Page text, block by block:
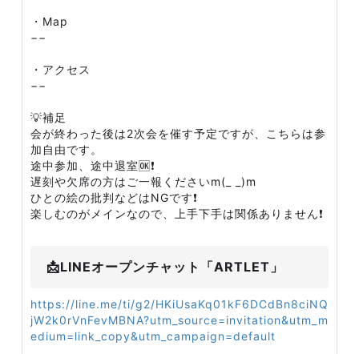
・Map
−−
・アクセス
−−
💡補足
会が終わった後は2次会を催す予定ですが、こちらは参
加自由です。
途中参加、途中退室🆗❗
遅刻や欠席の方はご一報くださいm(_ _)m
ひとの絵の批判などはNGです❗
楽しむのがメインなので、上手下手は関係ありません❗
📩LINEオープンチャット「ARTLET」
https://line.me/ti/g2/HKiUsaKq01kF6DCdBn8ciNQ
jW2k0rVnFevMBNA?utm_source=invitation&utm_m
edium=link_copy&utm_campaign=default